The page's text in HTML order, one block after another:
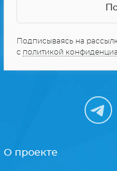
Подписываясь на
с политикой
О проекте